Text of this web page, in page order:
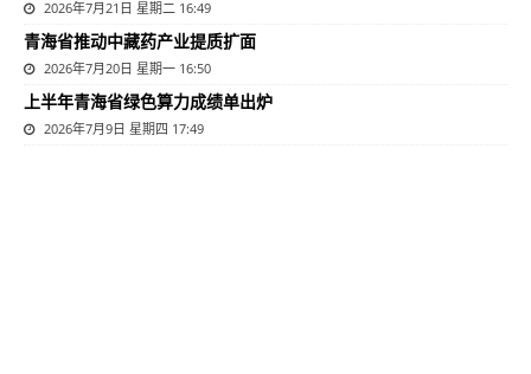
2026年7月21日 星期二 16:49
青海省推动中藏药产业提质扩面
2026年7月20日 星期一 16:50
上半年青海省绿色算力成绩单出炉
2026年7月9日 星期四 17:49